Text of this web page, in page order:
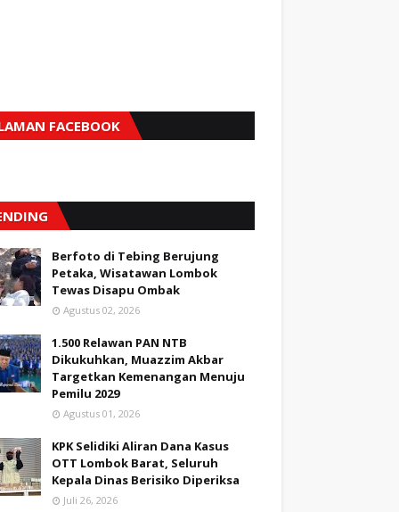
FACEBOOK
Berfoto di Tebing Berujung
Petaka, Wisatawan Lombok
Tewas Disapu Ombak
Agustus 02, 2026
1.500 Relawan PAN NTB
Dikukuhkan, Muazzim Akbar
Targetkan Kemenangan Menuju
Pemilu 2029
Agustus 01, 2026
KPK Selidiki Aliran Dana Kasus
OTT Lombok Barat, Seluruh
Kepala Dinas Berisiko Diperiksa
Juli 26, 2026